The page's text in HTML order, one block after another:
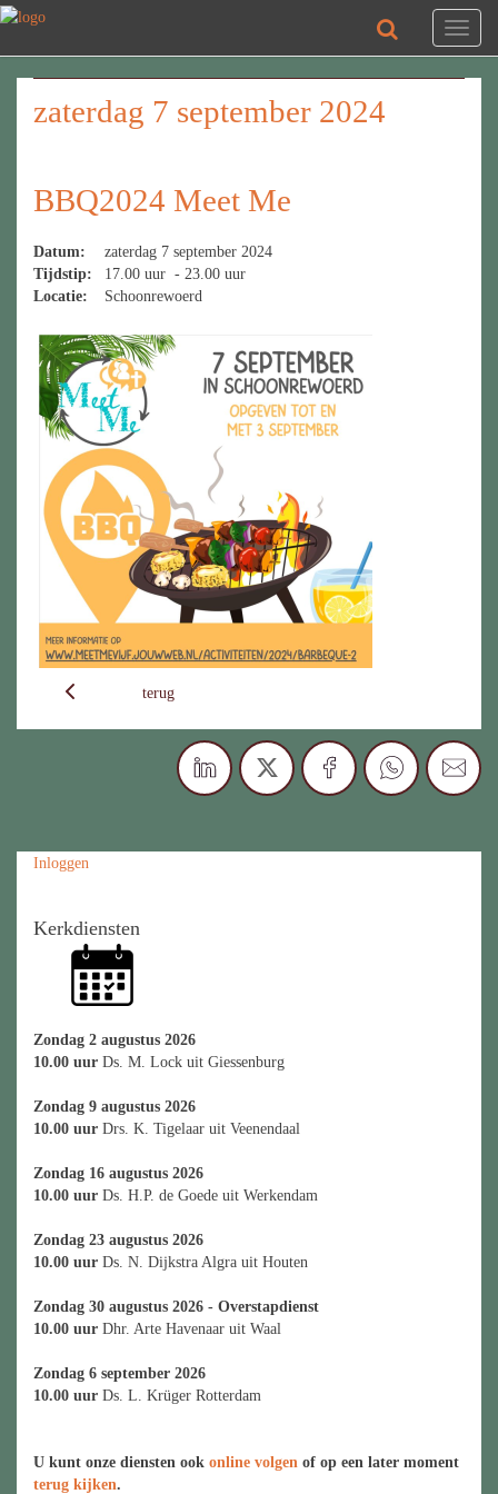
Toggle
zaterdag 7 september 2024
BBQ2024 Meet Me
Datum:
zaterdag 7 september 2024
Tijdstip:
17.00 uur - 23.00 uur
Locatie:
Schoonrewoerd
terug
Inloggen
Kerkdiensten
Zondag 2 augustus 2026
10.00 uur Ds. M. Lock uit Giessenburg
Zondag 9 augustus 2026
10.00 uur Drs. K. Tigelaar uit Veenendaal
Zondag 16 augustus 2026
10.00 uur Ds. H.P. de Goede uit Werkendam
Zondag 23 augustus 2026
10.00 uur Ds. N. Dijkstra Algra uit Houten
Zondag 30 augustus 2026 - Overstapdienst
10.00 uur Dhr. Arte Havenaar uit Waal
Zondag 6 september 2026
10.00 uur Ds. L. Krüger Rotterdam
U kunt onze diensten ook online volgen of op een later moment
terug kijken.